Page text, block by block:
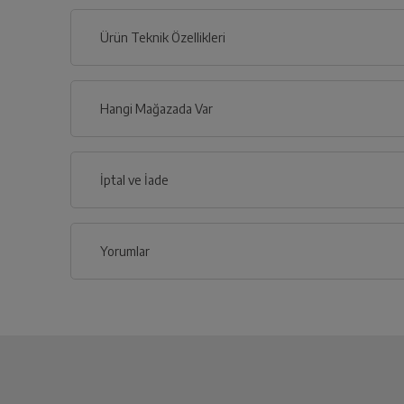
Ürün Teknik Özellikleri
Hangi Mağazada Var
İptal ve İade
Yorumlar